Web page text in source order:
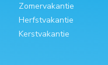
Zomervakantie
Herfstvakantie
Kerstvakantie